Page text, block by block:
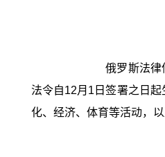
俄罗斯法律
法令自12月1日签署之日
化、经济、体育等活动，